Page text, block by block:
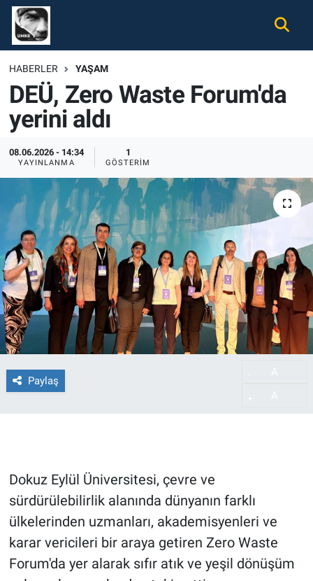
HABERLER YAŞAM
DEÜ, Zero Waste Forum'da
yerini aldı
08.06.2026 - 14:34
YAYINLANMA
1
GÖSTERIM
Paylaş
Dokuz Eylül Üniversitesi, çevre ve
sürdürülebilirlik alanında dünyanın farklı
ülkelerinden uzmanları, akademisyenleri ve
karar vericileri bir araya getiren Zero Waste
Forum'da yer alarak sıfır atık ve yeşil dönüşüm
Gündem
Ekonomi
Spor
Magazin
Tüm Haberler
İletişim
Künye
Nöbetçi Eczaneler
Hava Durumu
Namaz Vakitleri
Trafik Durumu
Süper Lig Puan Durumu ve Fikstür
Tüm Manşetler
Son Dakika Haberleri
Haber Arşivi